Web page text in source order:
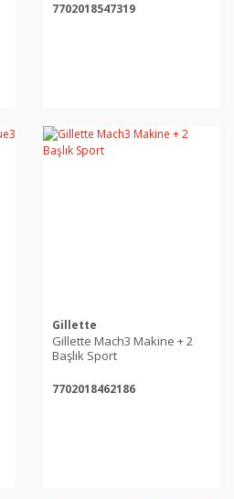
7702018547319
Gillette
Gillette Mach3 Makine + 2
Başlık Sport
7702018462186